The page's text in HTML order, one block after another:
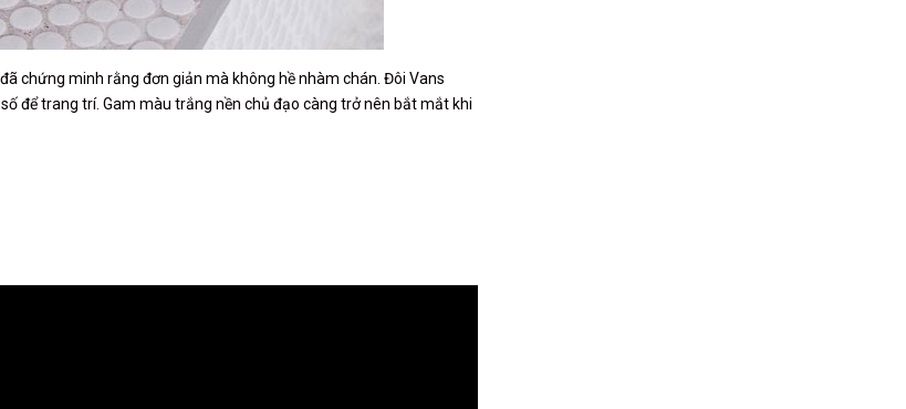
chứng minh rằng đơn giản mà không hề nhàm chán. Đôi Vans
để trang trí. Gam màu trắng nền chủ đạo càng trở nên bắt mắt khi